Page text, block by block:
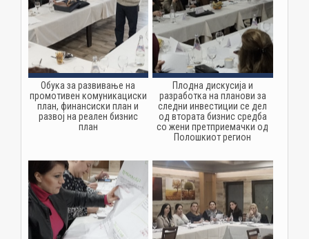
Обука за развивање на
промотивен комуникациски
план, финансиски план и
развој на реален бизнис
план
Плодна дискусија и
разработка на планови за
следни инвестиции се дел
од втората бизнис средба
со жени претприемачки од
Полошкиот регион